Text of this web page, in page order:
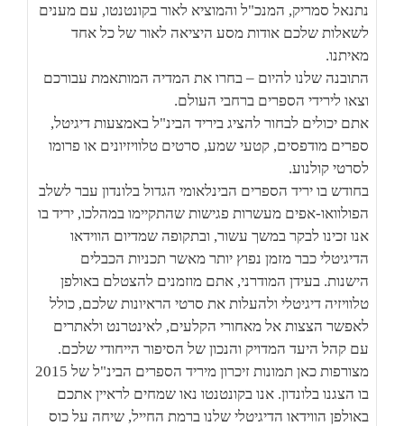
נתנאל סמריק, המנכ"ל והמוציא לאור בקונטנטו, עם מענים
לשאלות שלכם אודות מסע היציאה לאור של כל אחד
מאיתנו.
התובנה שלנו להיום – בחרו את המדיה המותאמת עבורכם
וצאו לירידי הספרים ברחבי העולם.
אתם יכולים לבחור להציג ביריד הבינ"ל באמצעות דיגיטל,
ספרים מודפסים, קטעי שמע, סרטים טלוויזיונים או פרומו
לסרטי קולנוע.
בחודש בו יריד הספרים הבינלאומי הגדול בלונדון עבר לשלב
הפולוואו-אפים מעשרות פגישות שהתקיימו במהלכו, יריד בו
אנו זכינו לבקר במשך עשור, ובתקופה שמדיום הווידאו
הדיגיטלי כבר מזמן נפוץ יותר מאשר תכניות הכבלים
הישנות. בעידן המודרני, אתם מוזמנים להצטלם באולפן
טלוויזיה דיגיטלי ולהעלות את סרטי הראיונות שלכם, כולל
לאפשר הצצות אל מאחורי הקלעים, לאינטרנט ולאתרים
עם קהל היעד המדויק והנכון של הסיפור הייחודי שלכם.
מצורפות כאן תמונות זיכרון מיריד הספרים הבינ"ל של 2015
בו הצגנו בלונדון. אנו בקונטנטו נאו שמחים לראיין אתכם
באולפן הווידאו הדיגיטלי שלנו ברמת החייל, שיחה על כוס